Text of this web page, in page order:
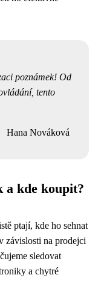
poznámek! Od
tento
Hana Nováková
a kde koupit?
ptají, kde ho sehnat
závislosti na prodejci
sledovat
a chytré